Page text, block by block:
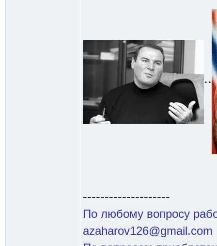
..
--------------------
По любому вопросу
azaharov126@gmail.com